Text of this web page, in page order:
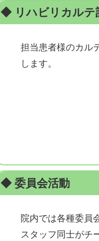
◆ リハビリカルテ
担当患者様のカル
します。
◆ 委員会活動
院内では各種委員
スタッフ同士がチ